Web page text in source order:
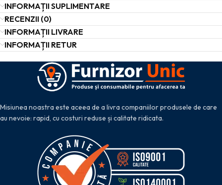
INFORMAȚII SUPLIMENTARE
RECENZII (0)
INFORMAȚII LIVRARE
INFORMAȚII RETUR
Misiunea noastra este aceea de a livra companiilor produsele de care
au nevoie: rapid, cu costuri reduse și calitate ridicata.